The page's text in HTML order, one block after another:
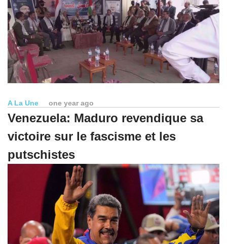
A La Une one year ago
Venezuela: Maduro revendique sa
victoire sur le fascisme et les
putschistes